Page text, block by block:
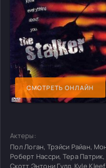
СМОТРЕТЬ ОНЛАЙН
Актеры:
Пол Логан, Трэйси Райан,
Роберт Нассри, Тера
Скотт Энтони Гулд, Kyle